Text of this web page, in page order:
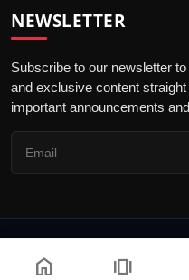
NEWSLETTER
Subscribe to our newsletter
and exclusive content
important announcements
संपादकीय
home amp_stories